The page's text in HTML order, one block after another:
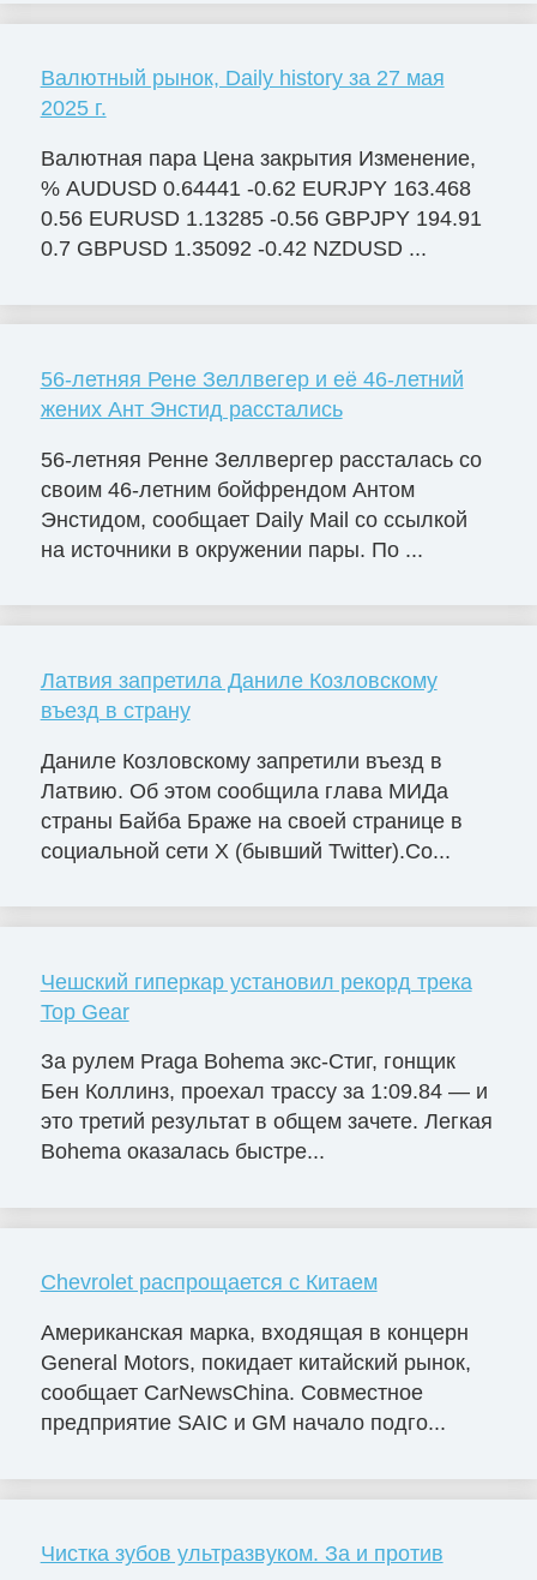
Валютный рынок, Daily history за 27 мая
2025 г.
Валютная пара Цена закрытия Изменение,
% AUDUSD 0.64441 -0.62 EURJPY 163.468
0.56 EURUSD 1.13285 -0.56 GBPJPY 194.91
0.7 GBPUSD 1.35092 -0.42 NZDUSD ...
56-летняя Рене Зеллвегер и её 46-летний
жених Ант Энстид расстались
56-летняя Ренне Зеллвергер рассталась со
своим 46-летним бойфрендом Антом
Энстидом, сообщает Daily Mail со ссылкой
на источники в окружении пары. По ...
Латвия запретила Даниле Козловскому
въезд в страну
Даниле Козловскому запретили въезд в
Латвию. Об этом сообщила глава МИДа
страны Байба Браже на своей странице в
социальной сети X (бывший Twitter).Со...
Чешский гиперкар установил рекорд трека
Top Gear
За рулем Praga Bohema экс-Стиг, гонщик
Бен Коллинз, проехал трассу за 1:09.84 — и
это третий результат в общем зачете. Легкая
Bohema оказалась быстре...
Chevrolet распрощается с Китаем
Американская марка, входящая в концерн
General Motors, покидает китайский рынок,
сообщает CarNewsChina. Совместное
предприятие SAIC и GM начало подго...
Чистка зубов ультразвуком. За и против